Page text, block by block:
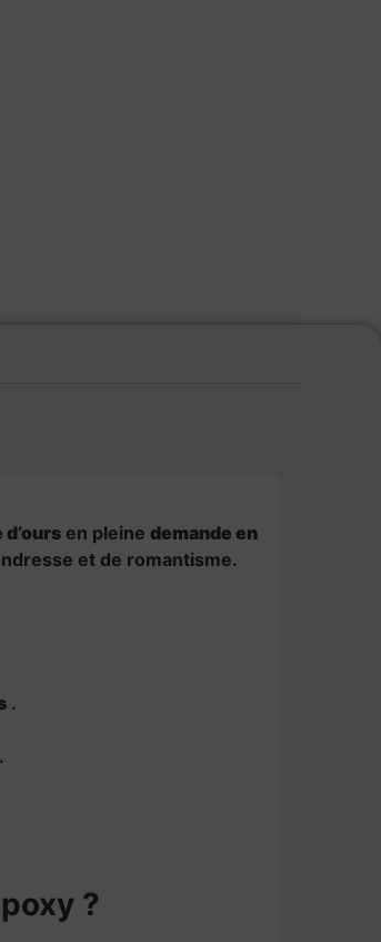
en pleine demande en
et de romantisme.
.
?